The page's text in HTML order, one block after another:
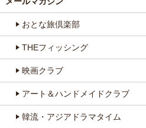
おとな旅倶楽部
THEフィッシング
映画クラブ
アート＆ハンドメイドクラブ
韓流・アジアドラマタイム